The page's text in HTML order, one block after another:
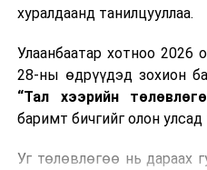
шуурхай нэвтрүүлэх,
вагонцистерний
хөнгөвчлөх,
хүсэлтийг түргэн
нийлүүлэлтийн
холбогдох сайд нарт үүрэг
хуралдаанд танилцууллаа.
Улаанбаатар хотноо
28-ны өдрүүдэд зохион
“Тал хээрийн
баримт бичгийг олон
Уг төлөвлөгөө нь дараах